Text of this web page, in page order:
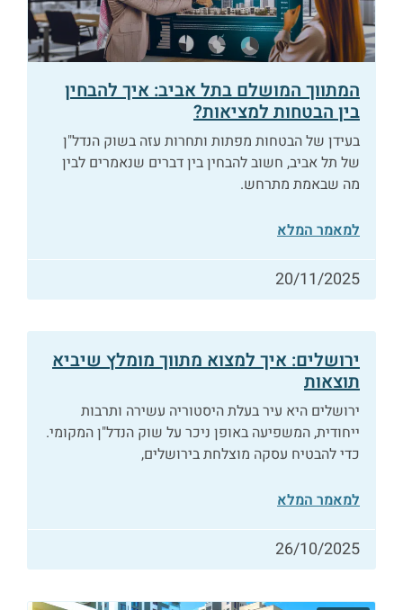
המתווך המושלם בתל אביב: איך להבחין
בין הבטחות למציאות?
בעידן של הבטחות מפתות ותחרות עזה בשוק הנדל"ן
של תל אביב, חשוב להבחין בין דברים שנאמרים לבין
מה שבאמת מתרחש.
למאמר המלא
20/11/2025
ירושלים: איך למצוא מתווך מומלץ שיביא
תוצאות
ירושלים היא עיר בעלת היסטוריה עשירה ותרבות
ייחודית, המשפיעה באופן ניכר על שוק הנדל"ן המקומי.
כדי להבטיח עסקה מוצלחת בירושלים,
למאמר המלא
26/10/2025